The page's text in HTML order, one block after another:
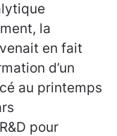
la
en fait
d’un
au printemps
pour